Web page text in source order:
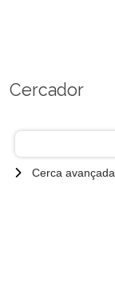
Cercador
Cerca avançada